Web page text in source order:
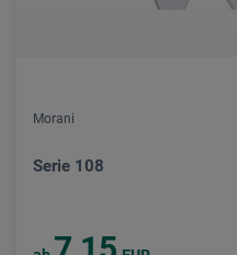
Morani
Serie 108